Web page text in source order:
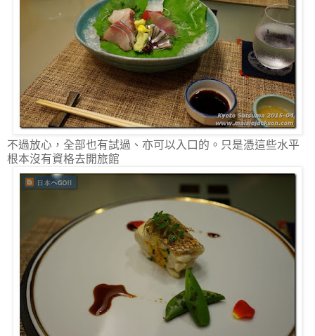
不過放心，全部也有試過、亦可以入口的。只是憑這些水平
根本沒有資格去開旅館